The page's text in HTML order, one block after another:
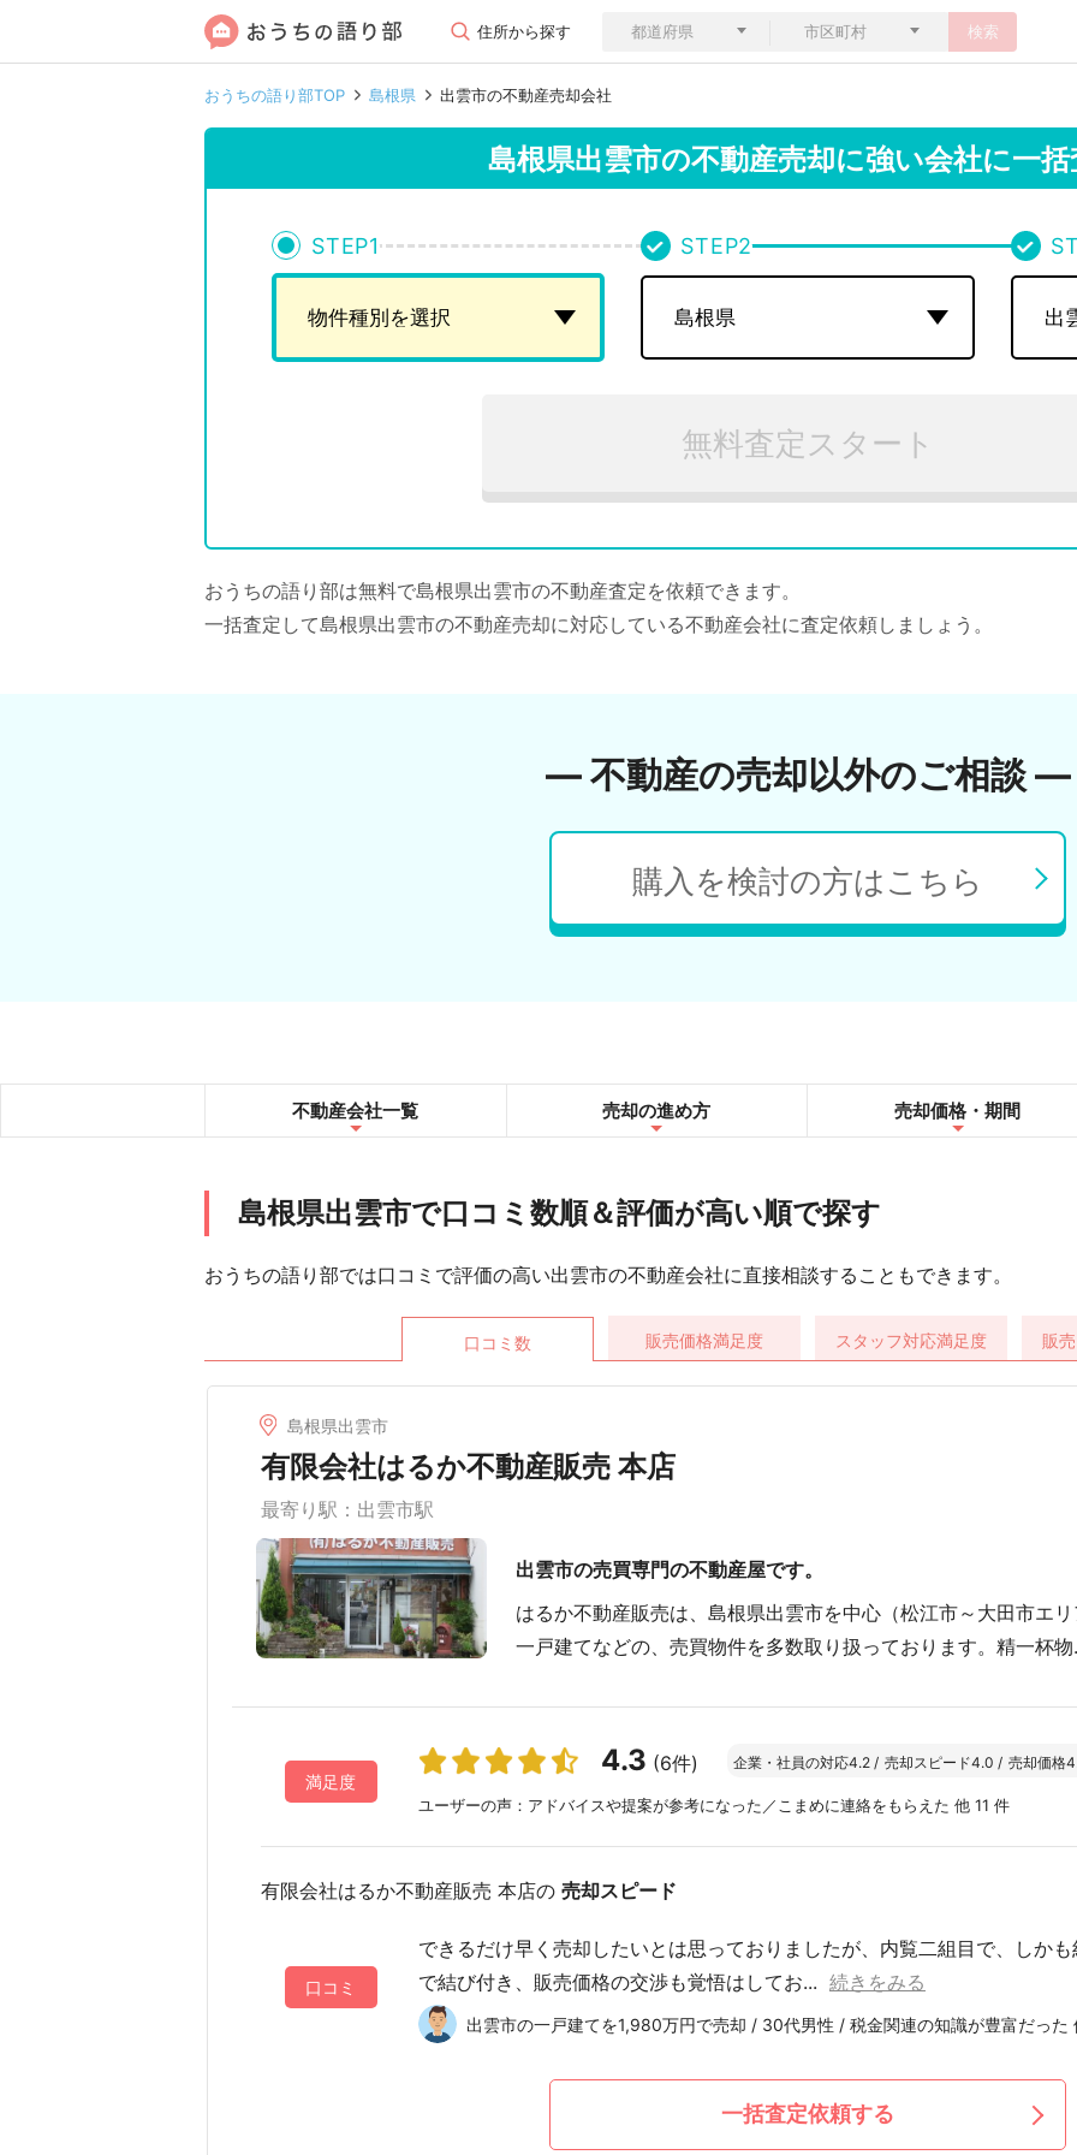
住所から探す 検索
おうちの語り部TOP 島根県 出雲市の不動産売却会社
島根県出雲市の不動産売却に強い会社に一括
STEP1 STEP2
無料査定スタート
おうちの語り部は無料で島根県出雲市の不動産査定を依頼できます。
一括査定して島根県出雲市の不動産売却に対応している不動産会社に査定依頼しましょう。
― 不動産の売却以外のご相談 ―
購入を検討の方はこちら
不動産会社一覧 売却の進め方 売却価格・期間
島根県出雲市で口コミ数順＆評価が高い順で探す
おうちの語り部では口コミで評価の高い出雲市の不動産会社に直接相談することもできます。
口コミ数 販売価格満足度 スタッフ対応満足度 販
島根県出雲市
有限会社はるか不動産販売 本店
最寄り駅：出雲市駅
出雲市の売買専門の不動産屋です。
はるか不動産販売は、島根県出雲市を中心（松江市～大田市エ
一戸建てなどの、売買物件を多数取り扱っております。精一杯物
満足度
4.3 (6件) 企業・社員の対応4.2 / 売却スピード4.0 / 売却価格
ユーザーの声：アドバイスや提案が参考になった／こまめに連絡をもらえた 他 11 件
有限会社はるか不動産販売 本店の 売却スピード
口コミ
できるだけ早く売却したいとは思っておりましたが、内覧二組目で、しか
で結び付き、販売価格の交渉も覚悟はしてお... 続きをみる
出雲市の一戸建てを1,980万円で売却 / 30代男性 / 税金関連の知識が豊富だった
一括査定依頼する